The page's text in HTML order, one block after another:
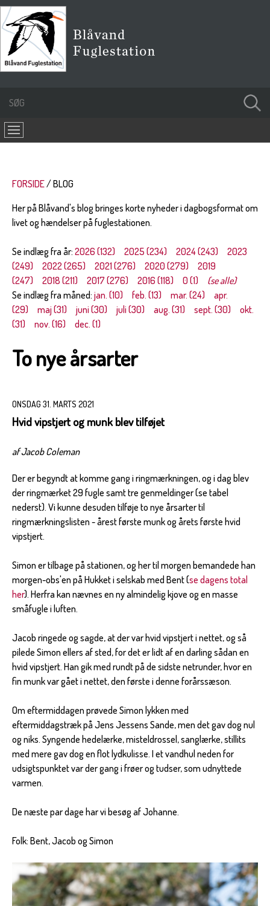
FORSIDE
BLOG
Her på Blåvand's blog bringes korte nyheder i dagbogsformat om
livet og hændelser på fuglestationen.
Se indlæg fra år: 2026 (132) 2025 (234) 2024 (243)
2023
(249)
2022 (265) 2021 (276) 2020 (279)
2019
(247)
2018 (211) 2017 (276) 2016 (118) 0 (1)
(se alle)
Se indlæg fra måned: jan. (10) feb. (13) mar. (24)
apr.
(29)
maj (31) juni (30) juli (30) aug. (31) sept. (30)
okt.
(31)
nov. (16) dec. (1)
To nye årsarter
ONSDAG 31. MARTS 2021
Hvid vipstjert og munk blev tilføjet
af Jacob Coleman
Der er begyndt at komme gang i ringmærkningen, og i dag blev
der ringmærket 29 fugle samt tre genmeldinger (se tabel
nederst). Vi kunne desuden tilføje to nye årsarter til
ringmærkningslisten - årest første munk og årets første hvid
vipstjert.
Simon er tilbage på stationen, og her til morgen bemandede han
morgen-obs'en på Hukket i selskab med Bent (se dagens total
her). Herfra kan nævnes en ny almindelig kjove og en masse
småfugle i luften.
Jacob ringede og sagde, at der var hvid vipstjert i nettet, og så
pilede Simon ellers af sted, for det er lidt af en darling sådan en
hvid vipstjert. Han gik med rundt på de sidste netrunder, hvor en
fin munk var gået i nettet, den første i denne forårssæson.
Om eftermiddagen prøvede Simon lykken med
eftermiddagstræk på Jens Jessens Sande, men det gav dog nul
og niks. Syngende hedelærke, misteldrossel, sanglærke, stillits
med mere gav dog en flot lydkulisse. I et vandhul neden for
udsigtspunktet var der gang i frøer og tudser, som udnyttede
varmen.
De næste par dage har vi besøg af Johanne.
Folk: Bent, Jacob og Simon